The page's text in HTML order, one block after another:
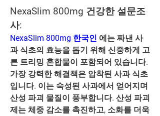
NexaSlim 800mg 건강한 설문조
사:
NexaSlim 800mg 한국인 에는 짜낸 사
과 식초의 효능을 돕기 위해 신중하게 고
른 트리밍 혼합물이 포함되어 있습니다.
가장 강력한 해결책은 압착된 사과 식초
입니다. 이는 숙성된 사과에서 얻어지며
산성 파괴 물질이 풍부합니다. 산성 파괴
제는 체중 감소를 촉진하고, 소화를 더욱